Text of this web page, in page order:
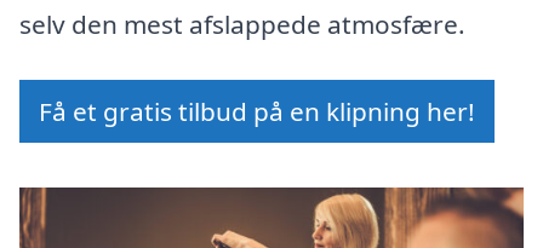
selv den mest afslappede atmosfære.
Få et gratis tilbud på en klipning her!